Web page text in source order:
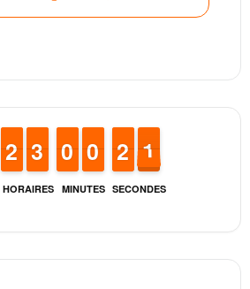
HORAIRES
1
1
2
2 2
2
3
3
MINUTES
9
9
0
0 9
9
0
0
SECONDES
1
1
2
2 1
1
0